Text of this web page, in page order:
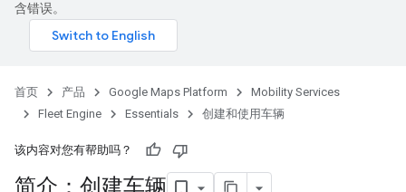
含错误。
首页 产品 Google Maps Platform
Mobility Services
Fleet Engine
Essentials 创建和使用车辆
该内容对您有帮助吗？